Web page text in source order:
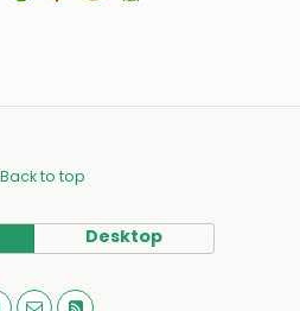
Back to top
Desktop